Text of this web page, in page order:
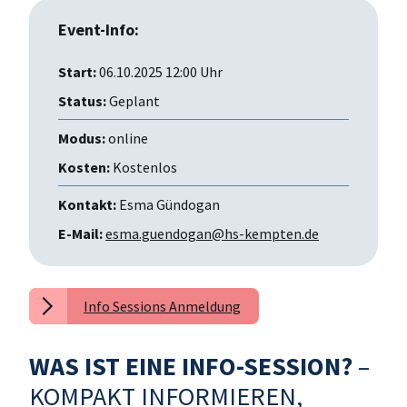
WAS IST EINE INFO-SESSION?–
KOMPAKT INFORMIEREN,
Event-Info:
Start:06.10.2025 12:00 Uhr
Status:Geplant
Modus:online
Kosten: Kostenlos
Kontakt: Esma Gündogan
E-Mail:esma.guendogan@hs-kempten.de
Info Sessions Anmeldung